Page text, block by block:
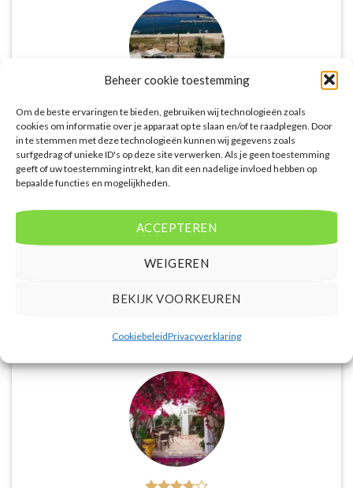
Beheer cookie toestemming
Om de beste ervaringen te bieden, gebruiken wij technologieën zoals
cookies om informatie over je apparaat op te slaan en/of te raadplegen. Door
in te stemmen met deze technologieën kunnen wij gegevens zoals
surfgedrag of unieke ID's op deze site verwerken. Als je geen toestemming
geeft of uw toestemming intrekt, kan dit een nadelige invloed hebben op
bepaalde functies en mogelijkheden.
ACCEPTEREN
WEIGEREN
BEKIJK VOORKEUREN
CookiebeleidPrivacyverklaring
De website biedt een groot aanbod van lastminute
deals naar diverse populaire
vakantiebestemmingen. Met handige filters kun je
eenvoudig zoeken op reisduur, bestemming en
continu vergeleken met andere aanbieders. Je hebt
hebt.